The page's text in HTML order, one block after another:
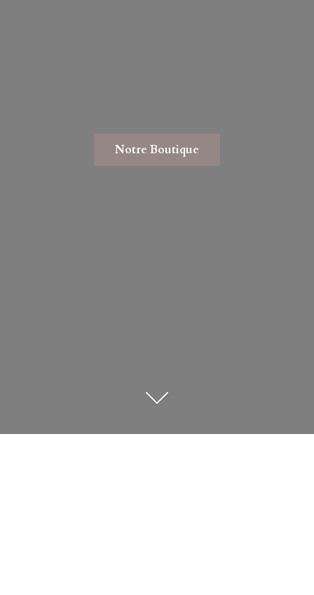
Notre Boutique